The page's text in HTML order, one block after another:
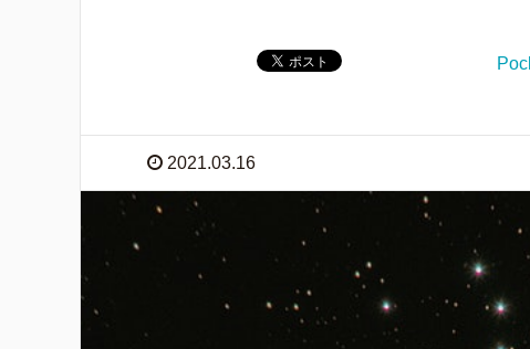
2021.03.16